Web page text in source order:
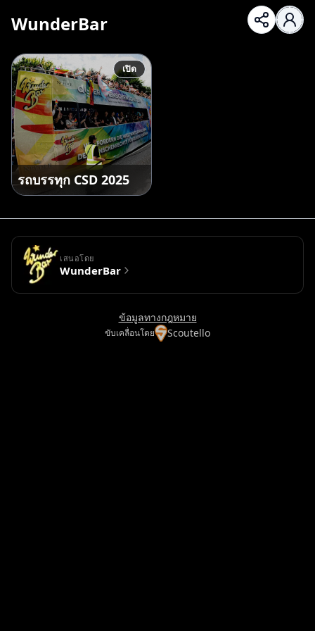
WunderBar
รถบรรทุก CSD 2025
เปิด
เสนอโดย
WunderBar
ข้อมูลทางกฎหมาย
ขับเคลื่อนโดย Scoutello